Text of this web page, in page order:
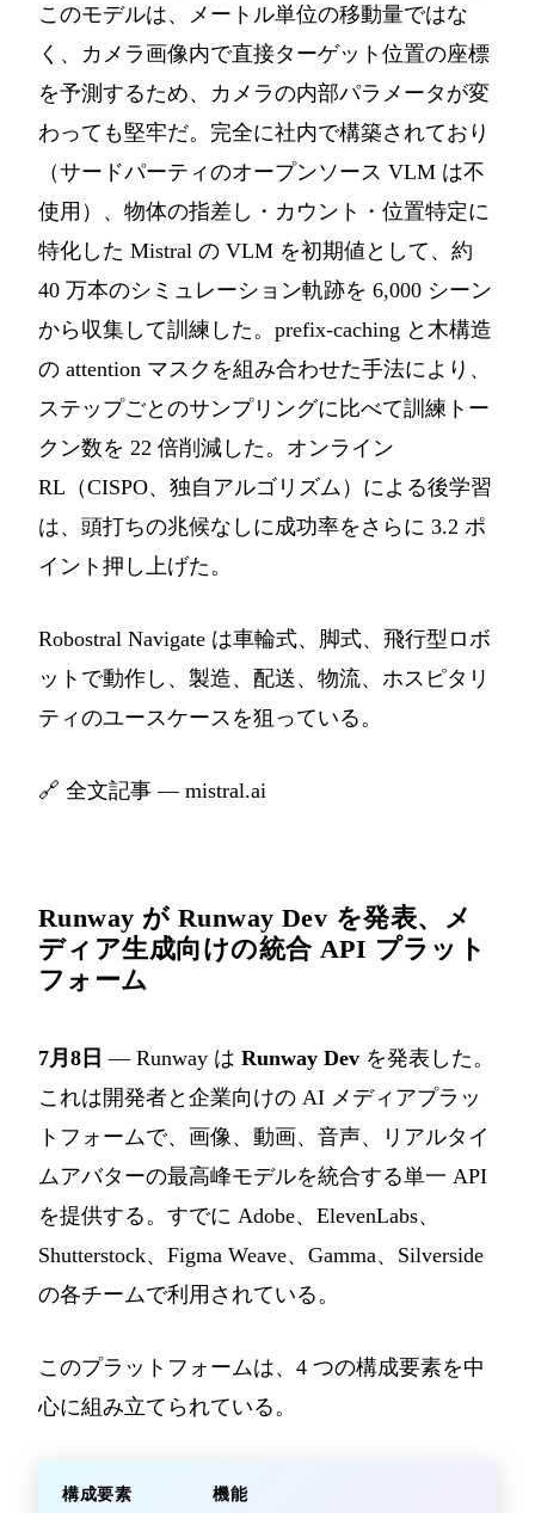
このモデルは、メートル単位の移動量ではな
く、カメラ画像内で直接ターゲット位置の座標
を予測するため、カメラの内部パラメータが変
わっても堅牢だ。完全に社内で構築されており
（サードパーティのオープンソース VLM は不
使用）、物体の指差し・カウント・位置特定に
特化した Mistral の VLM を初期値として、約
40 万本のシミュレーション軌跡を 6,000 シーン
から収集して訓練した。prefix-caching と木構造
の attention マスクを組み合わせた手法により、
ステップごとのサンプリングに比べて訓練トー
クン数を 22 倍削減した。オンライン
RL（CISPO、独自アルゴリズム）による後学習
は、頭打ちの兆候なしに成功率をさらに 3.2 ポ
イント押し上げた。
Robostral Navigate は車輪式、脚式、飛行型ロボ
ットで動作し、製造、配送、物流、ホスピタリ
ティのユースケースを狙っている。
🔗 全文記事 — mistral.ai
Runway が Runway Dev を発表、メ
ディア生成向けの統合 API プラット
フォーム
7月8日 — Runway は Runway Dev を発表した。
これは開発者と企業向けの AI メディアプラッ
トフォームで、画像、動画、音声、リアルタイ
ムアバターの最高峰モデルを統合する単一 API
を提供する。すでに Adobe、ElevenLabs、
Shutterstock、Figma Weave、Gamma、Silverside
の各チームで利用されている。
このプラットフォームは、4 つの構成要素を中
心に組み立てられている。
構成要素 機能